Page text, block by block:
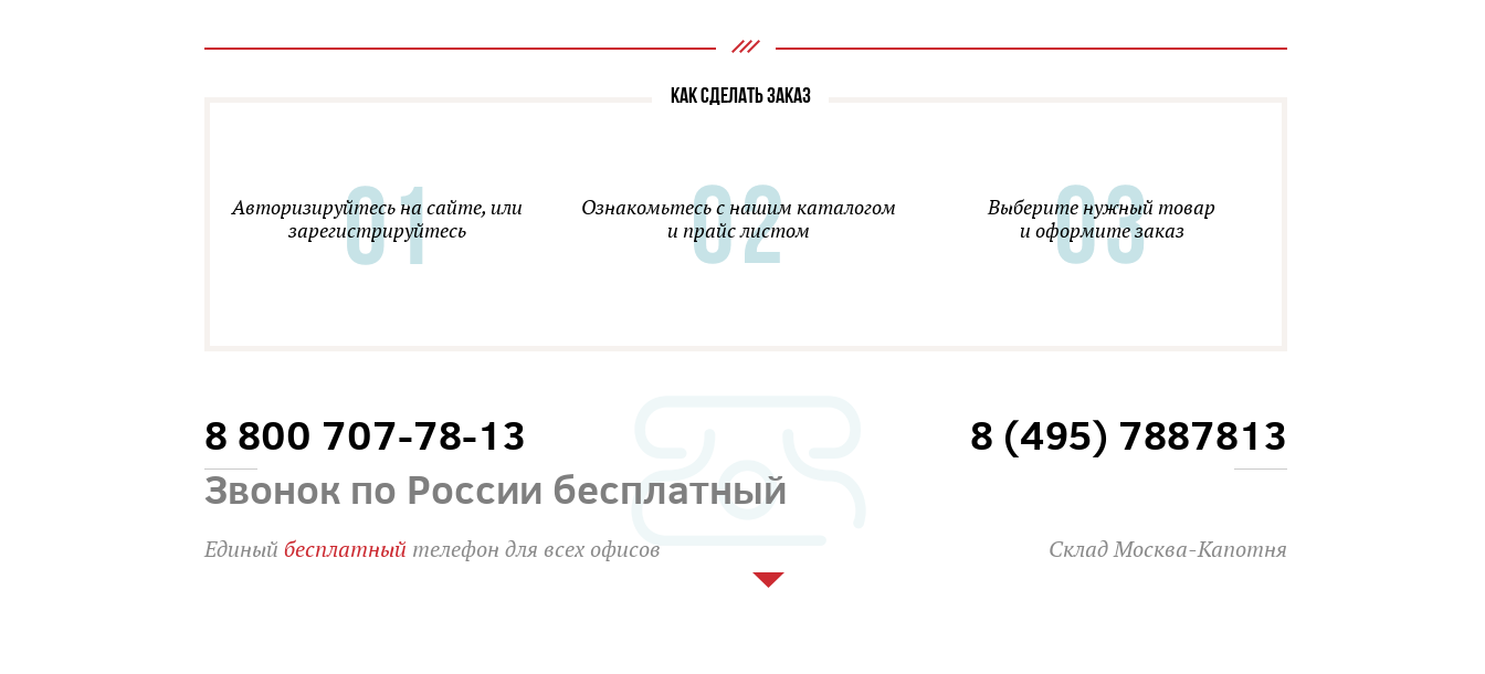
КАК СДЕЛАТЬ ЗАКАЗ
Авторизируйтесь на сайте, или
зарегистрируйтесь
Ознакомьтесь с нашим каталогом
и прайс листом
Выберите нужный товар
и оформите заказ
8 800 707-78-13
Звонок по России бесплатный
8 (495) 7887813
Единыйбесплатный телефон для всех офисов Склад Москва-Капотня